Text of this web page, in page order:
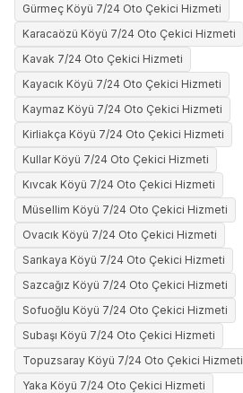
Gürmeç Köyü 7/24 Oto Çekici Hizmeti
Karacaözü Köyü 7/24 Oto Çekici Hizmeti
Kavak 7/24 Oto Çekici Hizmeti
Kayacık Köyü 7/24 Oto Çekici Hizmeti
Kaymaz Köyü 7/24 Oto Çekici Hizmeti
Kirliakça Köyü 7/24 Oto Çekici Hizmeti
Kullar Köyü 7/24 Oto Çekici Hizmeti
Kıvcak Köyü 7/24 Oto Çekici Hizmeti
Müsellim Köyü 7/24 Oto Çekici Hizmeti
Ovacık Köyü 7/24 Oto Çekici Hizmeti
Sarıkaya Köyü 7/24 Oto Çekici Hizmeti
Sazcağız Köyü 7/24 Oto Çekici Hizmeti
Sofuoğlu Köyü 7/24 Oto Çekici Hizmeti
Subaşı Köyü 7/24 Oto Çekici Hizmeti
Topuzsaray Köyü 7/24 Oto Çekici Hizmeti
Yaka Köyü 7/24 Oto Çekici Hizmeti